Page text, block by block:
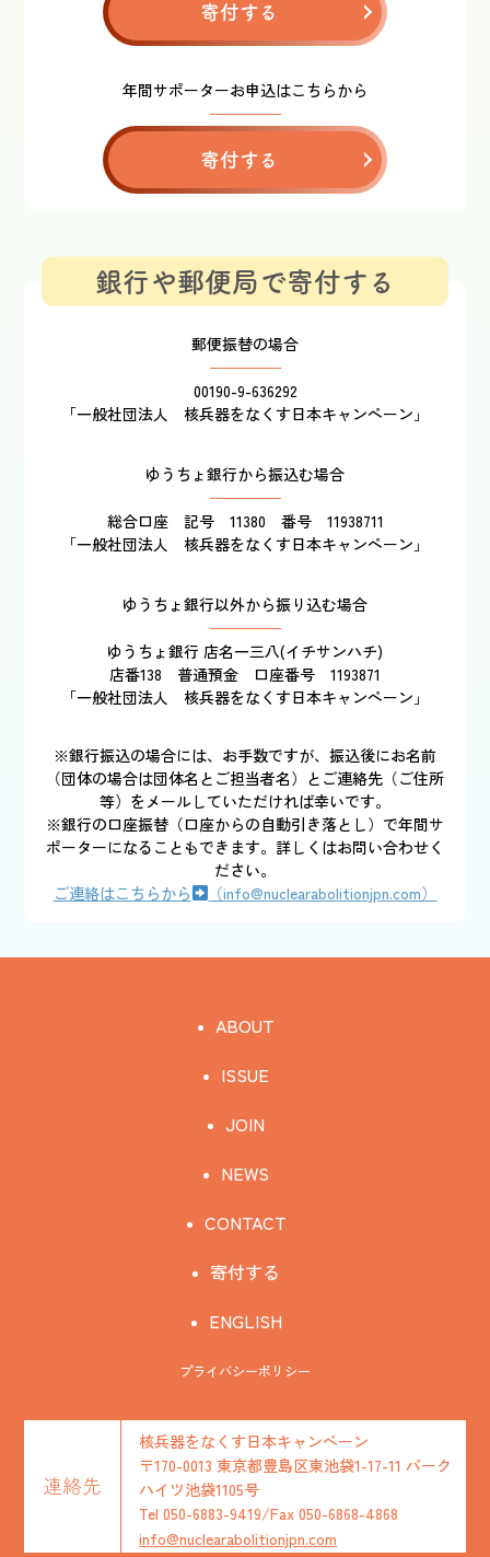
寄付する
年間サポーターお申込はこちらから
寄付する
銀行や郵便局で寄付する
郵便振替の場合
00190-9-636292
「一般社団法人 核兵器をなくす日本キャンペーン」
ゆうちょ銀行から振込む場合
総合口座 記号 11380 番号 11938711
「一般社団法人 核兵器をなくす日本キャンペーン」
ゆうちょ銀行以外から振り込む場合
ゆうちょ銀行 店名一三八(イチサンハチ)
店番138 普通預金 口座番号 1193871
「一般社団法人 核兵器をなくす日本キャンペーン」
※銀行振込の場合には、お手数ですが、振込後にお名前
（団体の場合は団体名とご担当者名）とご連絡先（ご住所
等）をメールしていただければ幸いです。
※銀行の口座振替（口座からの自動引き落とし）で年間サ
ポーターになることもできます。詳しくはお問い合わせく
ださい。
ご連絡はこちらから
（info@nuclearabolitionjpn.com）
ABOUT
ISSUE
JOIN
NEWS
CONTACT
寄付する
ENGLISH
プライバシーポリシー
連絡先
核兵器をなくす日本キャンペーン
〒170-0013 東京都豊島区東池袋1-17-11 パーク
ハイツ池袋1105号
Tel 050-6883-9419/Fax 050-6868-4868
info@nuclearabolitionjpn.com